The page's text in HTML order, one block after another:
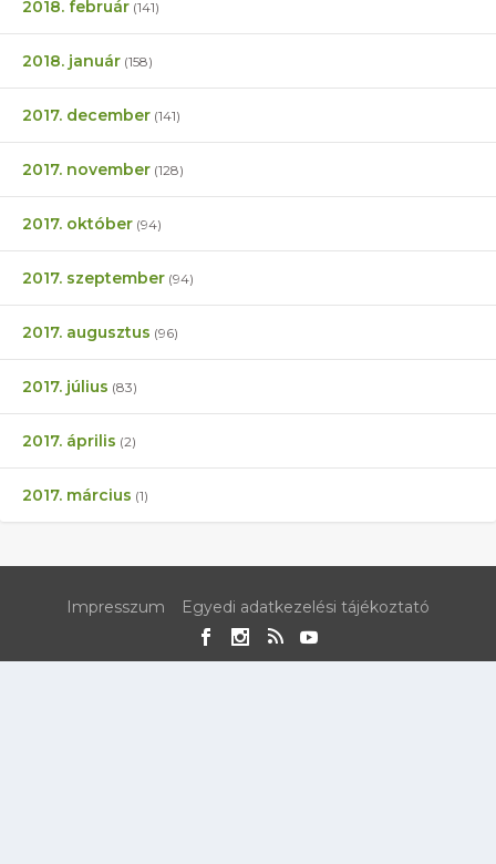
2018. február (141)
2018. január (158)
2017. december (141)
2017. november (128)
2017. október (94)
2017. szeptember (94)
2017. augusztus (96)
2017. július (83)
2017. április (2)
2017. március (1)
Impresszum Egyedi adatkezelési tájékoztató